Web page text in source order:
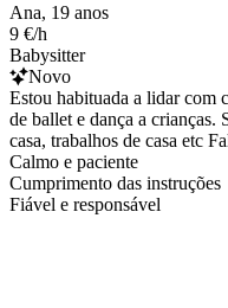
Ana, 19 anos
9 €/h
Babysitter
Novo
Estou habituada a lidar com
de ballet e dança a crianças.
casa, trabalhos de casa etc
Calmo e paciente
Cumprimento das instruções
Fiável e responsável